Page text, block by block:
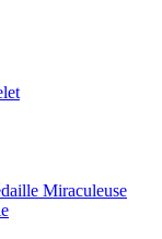
Miraculeuse